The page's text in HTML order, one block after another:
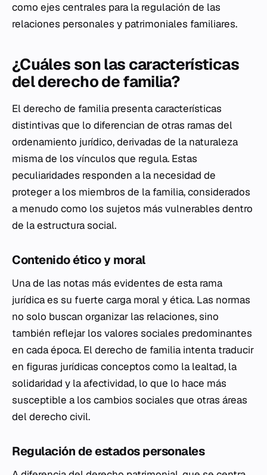
como ejes centrales para la regulación de las
relaciones personales y patrimoniales familiares.
¿Cuáles son las características
del derecho de familia?
El derecho de familia presenta características
distintivas que lo diferencian de otras ramas del
ordenamiento jurídico, derivadas de la naturaleza
misma de los vínculos que regula. Estas
peculiaridades responden a la necesidad de
proteger a los miembros de la familia, considerados
a menudo como los sujetos más vulnerables dentro
de la estructura social.
Contenido ético y moral
Una de las notas más evidentes de esta rama
jurídica es su fuerte carga moral y ética. Las normas
no solo buscan organizar las relaciones, sino
también reflejar los valores sociales predominantes
en cada época. El derecho de familia intenta traducir
en figuras jurídicas conceptos como la lealtad, la
solidaridad y la afectividad, lo que lo hace más
susceptible a los cambios sociales que otras áreas
del derecho civil.
Regulación de estados personales